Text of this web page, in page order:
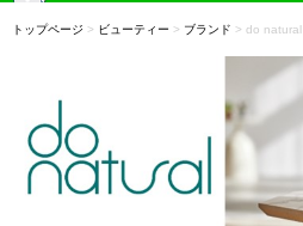
トップページ > ビューティー > ブランド > do natural